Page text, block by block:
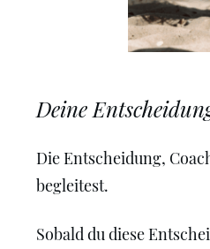
Deine
Die Entscheidung,
begleitest.
Sobald du diese